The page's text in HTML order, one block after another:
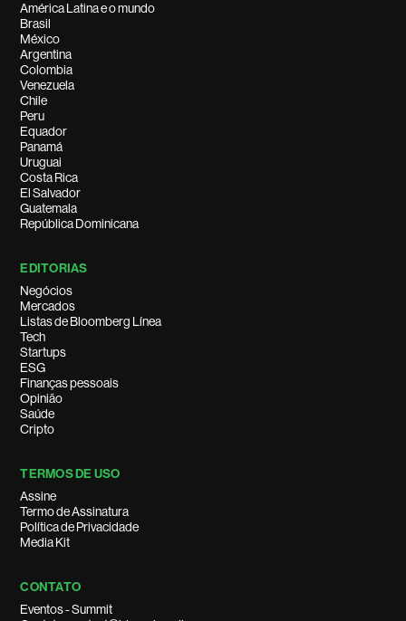
América Latina e o mundo
Brasil
México
Argentina
Colombia
Venezuela
Chile
Peru
Equador
Panamá
Uruguai
Costa Rica
El Salvador
Guatemala
República Dominicana
EDITORIAS
Negócios
Mercados
Listas de Bloomberg Línea
Tech
Startups
ESG
Finanças pessoais
Opinião
Saúde
Cripto
TERMOS DE USO
Assine
Termo de Assinatura
Política de Privacidade
Media Kit
CONTATO
Eventos - Summit